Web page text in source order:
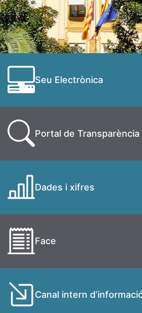
Seu Electrònica
Portal de Transparència
Dades i xifres
Face
Canal intern